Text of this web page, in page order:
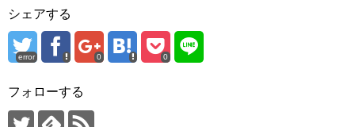
e
b
o
o
k
er
シェアする
error 0 0
フォローする